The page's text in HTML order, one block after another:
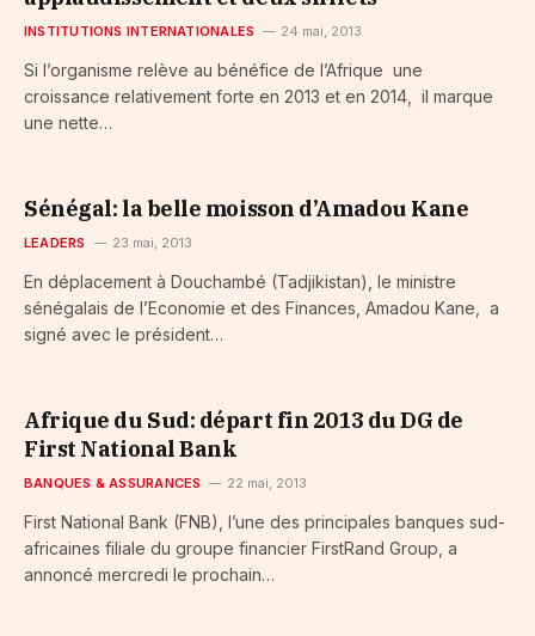
INSTITUTIONS INTERNATIONALES 24 mai, 2013
Si l’organisme relève au bénéfice de l’Afrique une
croissance relativement forte en 2013 et en 2014, il marque
une nette…
Sénégal: la belle moisson d’Amadou Kane
LEADERS 23 mai, 2013
En déplacement à Douchambé (Tadjikistan), le ministre
sénégalais de l’Economie et des Finances, Amadou Kane, a
signé avec le président…
Afrique du Sud: départ fin 2013 du DG de
First National Bank
BANQUES & ASSURANCES 22 mai, 2013
First National Bank (FNB), l’une des principales banques sud-
africaines filiale du groupe financier FirstRand Group, a
annoncé mercredi le prochain…